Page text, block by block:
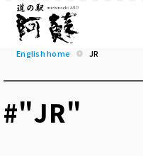
English home JR
#"JR"